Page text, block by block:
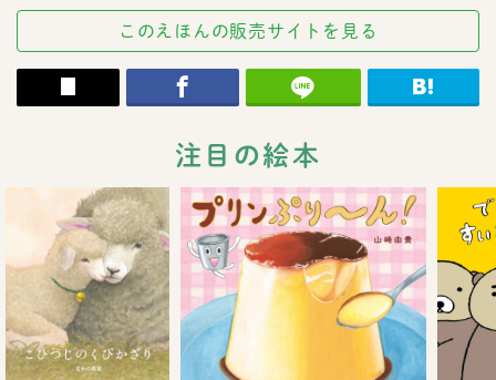
このえほんの販売サイトを見る
注目の絵本